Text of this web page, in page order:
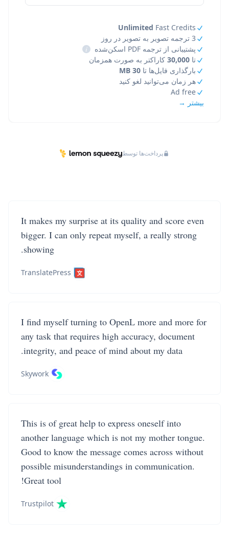
Unlimited Fast Credits
3 ترجمه تصویر به تصویر در روز
پشتیبانی از ترجمه PDF اسکن‌شده
i
تا 30,000 کاراکتر به صورت همزمان
بارگذاری فایل‌ها تا 30 MB
هر زمان می‌توانید لغو کنید
Ad free
بیشتر →
پرداخت‌ها توسط
It makes my surprise at its quality and score even
bigger. I can only repeat myself, a really strong
showing.
TranslatePress
I find myself turning to OpenL more and more for
any task that requires high accuracy, document
integrity, and peace of mind about my data.
Skywork
This is of great help to express oneself into
another language which is not my mother tongue.
Good to know the message comes across without
possible misunderstandings in communication.
Great tool!
Trustpilot